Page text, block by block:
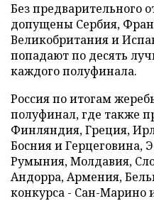
Без предварительного
допущены Сербия,
Великобритания и
попадают по десять
каждого полуфинала.
Россия по итогам
полуфинал, где также
Финляндия, Греция,
Босния и Герцеговина,
Румыния, Молдавия,
Андорра, Армения,
конкурса - Сан-Марино